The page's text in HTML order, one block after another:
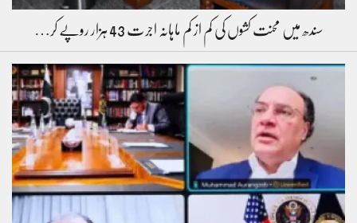
سندھ میں محنت کشوں کی کم از کم ماہانہ اجرت 43 ہزار روپے کر…